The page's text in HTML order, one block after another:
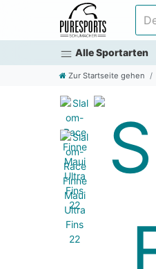
Alle Sportarten
Zur Startseite gehen